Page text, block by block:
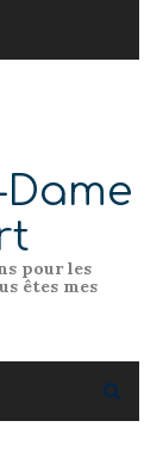
pour les
êtes mes